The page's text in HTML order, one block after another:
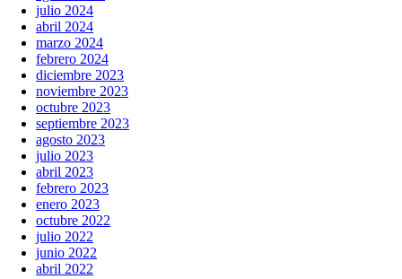
julio 2024
abril 2024
marzo 2024
febrero 2024
diciembre 2023
noviembre 2023
octubre 2023
septiembre 2023
agosto 2023
julio 2023
abril 2023
febrero 2023
enero 2023
octubre 2022
julio 2022
junio 2022
abril 2022